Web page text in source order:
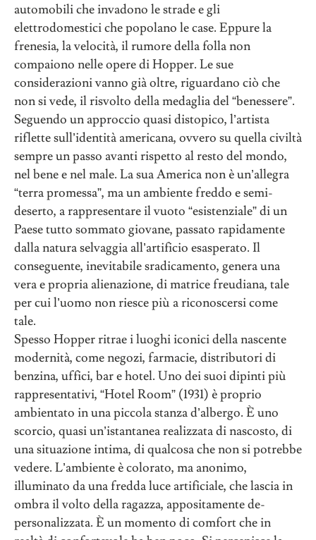
automobili che invadono le strade e gli
elettrodomestici che popolano le case. Eppure la
frenesia, la velocità, il rumore della folla non
compaiono nelle opere di Hopper. Le sue
considerazioni vanno già oltre, riguardano ciò che
non si vede, il risvolto della medaglia del “benessere”.
Seguendo un approccio quasi distopico, l’artista
riflette sull’identità americana, ovvero su quella civiltà
sempre un passo avanti rispetto al resto del mondo,
nel bene e nel male. La sua America non è un’allegra
“terra promessa”, ma un ambiente freddo e semi-
deserto, a rappresentare il vuoto “esistenziale” di un
Paese tutto sommato giovane, passato rapidamente
dalla natura selvaggia all’artificio esasperato. Il
conseguente, inevitabile sradicamento, genera una
vera e propria alienazione, di matrice freudiana, tale
per cui l’uomo non riesce più a riconoscersi come
tale.
Spesso Hopper ritrae i luoghi iconici della nascente
modernità, come negozi, farmacie, distributori di
benzina, uffici, bar e hotel. Uno dei suoi dipinti più
rappresentativi, “Hotel Room” (1931) è proprio
ambientato in una piccola stanza d’albergo. È uno
scorcio, quasi un’istantanea realizzata di nascosto, di
una situazione intima, di qualcosa che non si potrebbe
vedere. L’ambiente è colorato, ma anonimo,
illuminato da una fredda luce artificiale, che lascia in
ombra il volto della ragazza, appositamente de-
personalizzata. È un momento di comfort che in